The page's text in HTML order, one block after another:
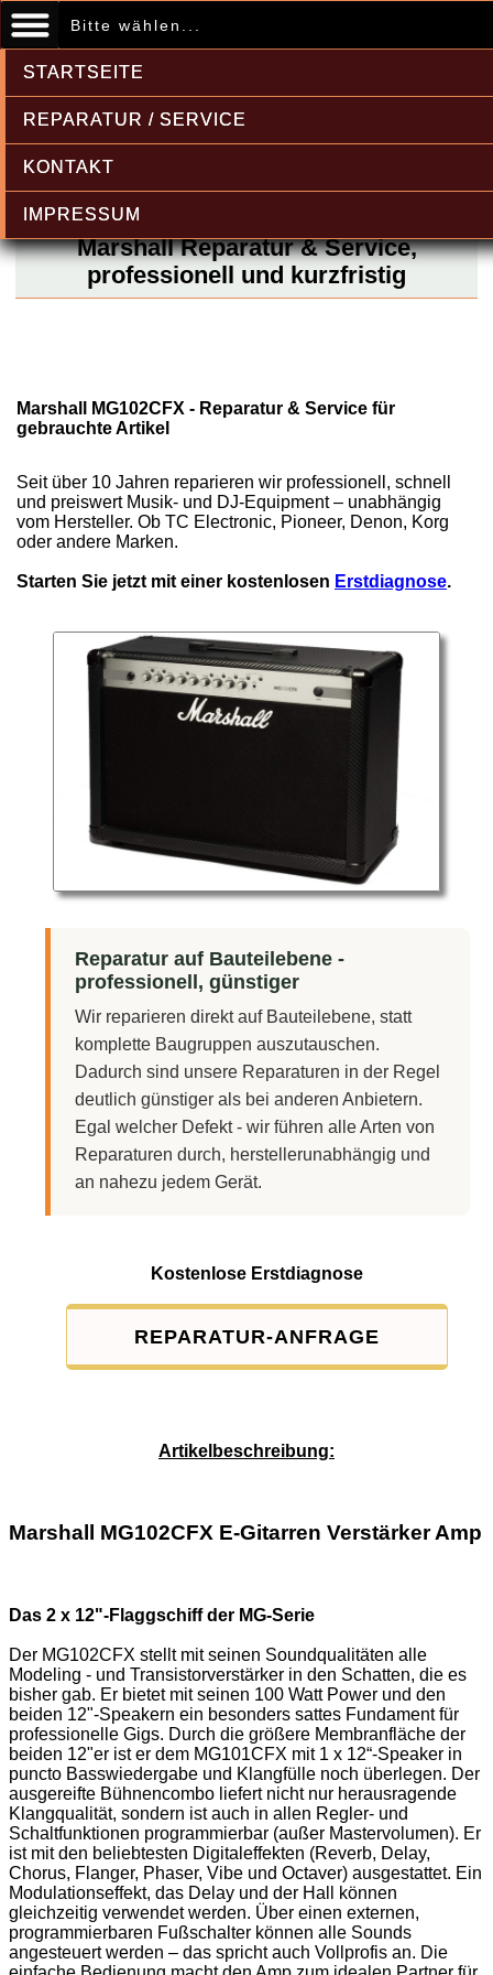
Bitte wählen...
STARTSEITE
REPARATUR / SERVICE
KONTAKT
IMPRESSUM
Marshall Reparatur & Service,
professionell und kurzfristig
Marshall MG102CFX - Reparatur & Service für
gebrauchte Artikel
Seit über 10 Jahren reparieren wir professionell, schnell
und preiswert Musik- und DJ-Equipment – unabhängig
vom Hersteller. Ob TC Electronic, Pioneer, Denon, Korg
oder andere Marken.
Starten Sie jetzt mit einer kostenlosen Erstdiagnose.
Reparatur auf Bauteilebene -
professionell, günstiger
Wir reparieren direkt auf Bauteilebene, statt
komplette Baugruppen auszutauschen.
Dadurch sind unsere Reparaturen in der Regel
deutlich günstiger als bei anderen Anbietern.
Egal welcher Defekt - wir führen alle Arten von
Reparaturen durch, herstellerunabhängig und
an nahezu jedem Gerät.
Kostenlose Erstdiagnose
REPARATUR-ANFRAGE
Artikelbeschreibung:
Marshall MG102CFX E-Gitarren Verstärker Amp
Das 2 x 12"-Flaggschiff der MG-Serie
Der MG102CFX stellt mit seinen Soundqualitäten alle
Modeling - und Transistorverstärker in den Schatten, die es
bisher gab. Er bietet mit seinen 100 Watt Power und den
beiden 12"-Speakern ein besonders sattes Fundament für
professionelle Gigs. Durch die größere Membranfläche der
beiden 12"er ist er dem MG101CFX mit 1 x 12“-Speaker in
puncto Basswiedergabe und Klangfülle noch überlegen. Der
ausgereifte Bühnencombo liefert nicht nur herausragende
Klangqualität, sondern ist auch in allen Regler- und
Schaltfunktionen programmierbar (außer Mastervolumen). Er
ist mit den beliebtesten Digitaleffekten (Reverb, Delay,
Chorus, Flanger, Phaser, Vibe und Octaver) ausgestattet. Ein
Modulationseffekt, das Delay und der Hall können
gleichzeitig verwendet werden. Über einen externen,
programmierbaren Fußschalter können alle Sounds
angesteuert werden – das spricht auch Vollprofis an. Die